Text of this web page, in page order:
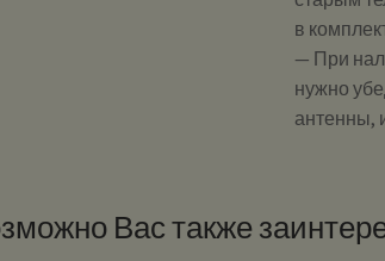
в
— При
нужно
антенны,
Вас также